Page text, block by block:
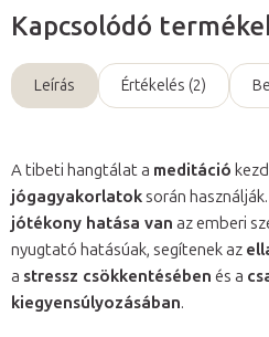
Kapcsolódó
Leírás Értékelés (2)
A tibeti hangtálat a meditáció
jógagyakorlatoksorán
jótékony hatása van az emberi
nyugtató hatásúak, segítenek az
a stressz csökkentésében és a
kiegyensúlyozásában.